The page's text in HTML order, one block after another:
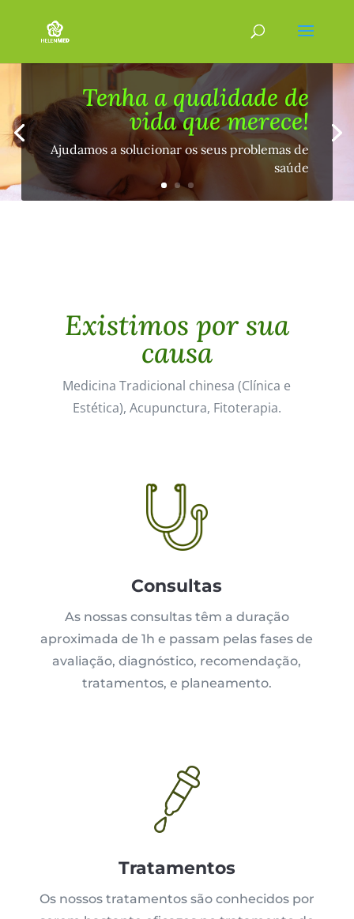
Tenha a qualidade de
vida que merece!
Ajudamos a solucionar os seus problemas de
saúde
Existimos por sua
causa
Medicina Tradicional chinesa (Clínica e
Estética), Acupunctura, Fitoterapia.
Consultas
As nossas consultas têm a duração
aproximada de 1h e passam pelas fases de
avaliação, diagnóstico, recomendação,
tratamentos, e planeamento.
Tratamentos
Os nossos tratamentos são conhecidos por